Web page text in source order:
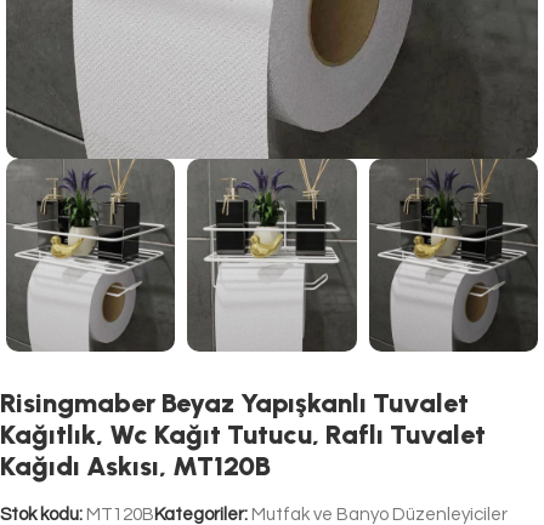
Risingmaber Beyaz Yapışkanlı Tuvalet
Kağıtlık, Wc Kağıt Tutucu, Raflı Tuvalet
Kağıdı Askısı, MT120B
Stok kodu: MT120B Kategoriler: Mutfak ve Banyo Düzenleyiciler